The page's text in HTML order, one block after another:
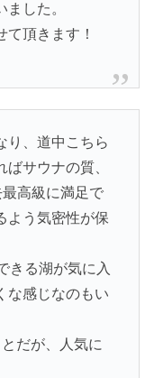
した。
頂きます！
り、道中こちら
サウナの質、
高級に満足で
よう気密性が保
きる湖が気に入
な感じなのもい
だが、人気に